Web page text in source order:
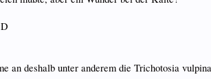
an deshalb unter anderem die Trichotosia